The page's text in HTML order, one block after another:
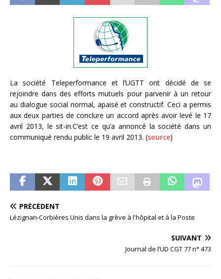
La société Teleperformance et l’UGTT ont décidé de se
rejoindre dans des efforts mutuels pour parvenir à un retour
au dialogue social normal, apaisé et constructif. Ceci a permis
aux deux parties de conclure un accord après avoir levé le 17
avril 2013, le sit-in.C’est ce qu’a annoncé la société dans un
communiqué rendu public le 19 avril 2013. (source)
PRÉCÉDENT
Lézignan-Corbières Unis dans la grève à l'hôpital et à la Poste
SUIVANT
Journal de l’UD CGT 77 n° 473